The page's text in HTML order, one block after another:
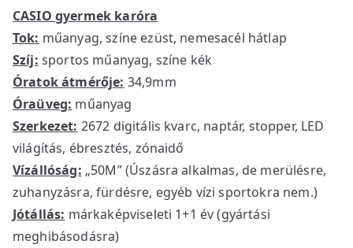
CASIO gyermek karóra
Tok: műanyag, színe ezüst, nemesacél hátlap
Szíj: sportos műanyag, színe kék
Óratok átmérője: 34,9mm
Óraüveg: műanyag
Szerkezet: 2672 digitális kvarc, naptár, stopper, LED
világítás, ébresztés, zónaidő
Vízállóság: „50M” (Úszásra alkalmas, de merülésre,
zuhanyzásra, fürdésre, egyéb vízi sportokra nem.)
Jótállás: márkaképviseleti 1+1 év (gyártási
meghibásodásra)